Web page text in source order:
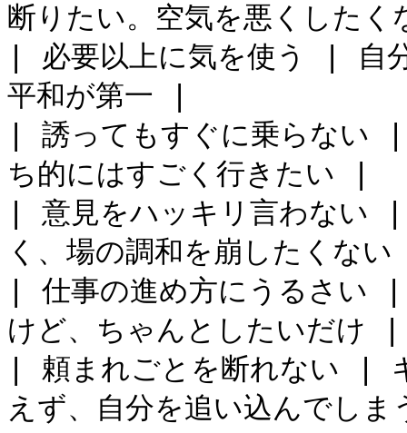
断りたい。空気を悪くした
| 必要以上に気を使う | 自
平和が第一 |
| 誘ってもすぐに乗らない
ち的にはすごく行きたい |
| 意見をハッキリ言わない
く、場の調和を崩したくな
| 仕事の進め方にうるさい
けど、ちゃんとしたいだけ |
| 頼まれごとを断れない |
えず、自分を追い込んでし